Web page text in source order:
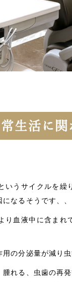
常生活に
いうサイクルを
なるそうです、、
り血液中に含ま
の分泌量が減り虫
れる、虫歯の再発